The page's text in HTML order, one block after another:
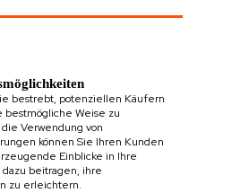
bestrebt, potenziellen Käufern
bestmögliche Weise zu
Verwendung von
können Sie Ihren Kunden
Einblicke in Ihre
beitragen, ihre
zu erleichtern.